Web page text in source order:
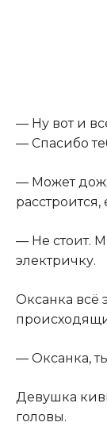
— Ну вот и
— Спасибо
— Может
— Не стоит.
электричку.
Оксанка всё
— Оксанка,
Девушка
головы.